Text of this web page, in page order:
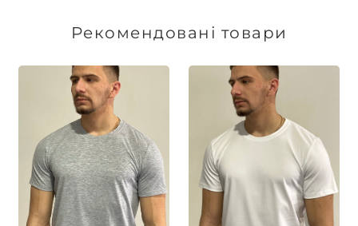
виготовлення індивідуальних замовлень
Рекомендовані товари